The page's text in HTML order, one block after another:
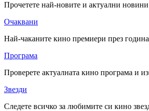
Прочетете най-новите и актуални
Очаквани
Най-чаканите кино премиери през
Програма
Проверете актуалната кино програма и
Звезди
Следете всичко за любимите си кино